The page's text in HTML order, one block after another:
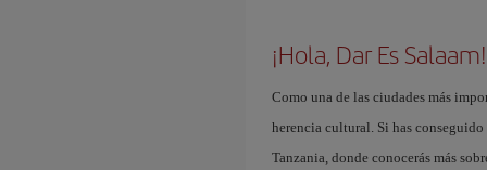
¡Hola, Dar Es Salaam!
Como una de las ciudades más
herencia cultural. Si has
Tanzania, donde conocerás más